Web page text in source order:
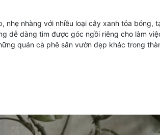
nhẹ nhàng với nhiều loại cây xanh tỏa bóng,
dễ dàng tìm được góc ngồi riêng cho làm
quán cà phê sân vườn đẹp khác trong